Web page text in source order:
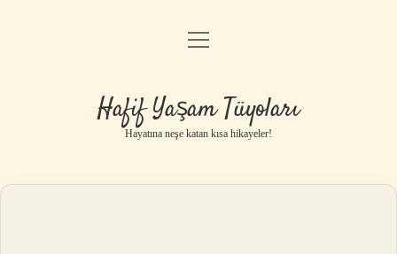
Anasayfa
Yasal Uyarı
menüyü
Hafif Yaşam Tüyoları
Hayatına neşe katan kısa hikayeler!